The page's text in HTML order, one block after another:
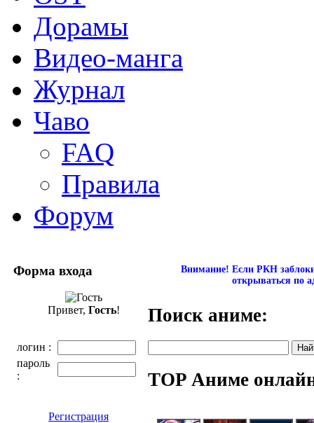
Дорамы
Видео-манга
Журнал
Чаво
FAQ
Правила
Форум
Форма входа
Привет, Гость!
логин :
пароль
:
Регистрация
Внимание! Если РКН
открываться по
Поиск аниме:
TOP Аниме